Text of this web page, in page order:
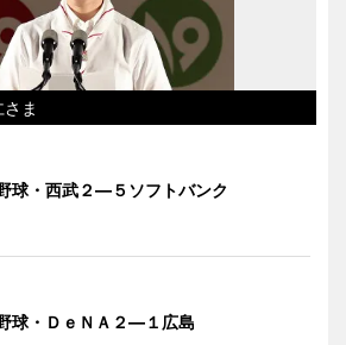
ま
球・西武２―５ソフトバンク
球・ＤｅＮＡ２―１広島